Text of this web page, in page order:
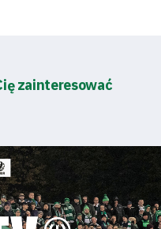
zainteresować